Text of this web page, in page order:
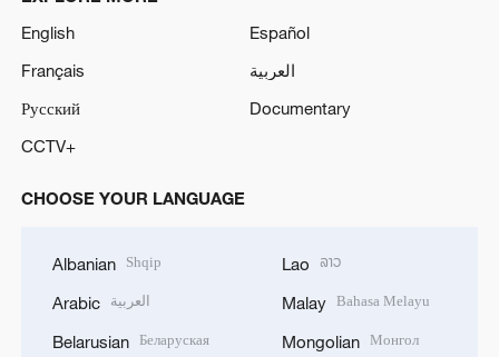
English
Español
Français
العربية
Русский
Documentary
CCTV+
CHOOSE YOUR LANGUAGE
Albanian Shqip
Arabic العربية
Belarusian Беларуская
Lao ລາວ
Malay Bahasa Melayu
Mongolian Монгол